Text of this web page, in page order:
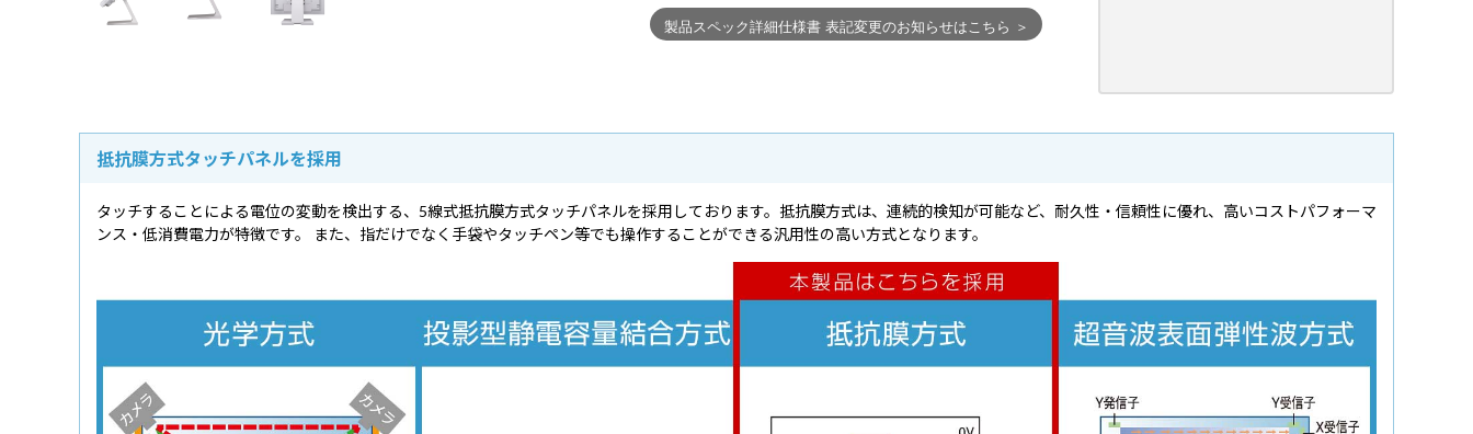
抵抗膜方式タッチパネルを採用
タッチすることによる電位の変動を検出する、5線式抵抗膜方式タッチパネルを採用しております。抵抗膜方式は、連続的検知が可能など、耐久性・信頼性に優れ、高いコストパフォーマ
ンス・低消費電力が特徴です。 また、指だけでなく手袋やタッチペン等でも操作することができる汎用性の高い方式となります。